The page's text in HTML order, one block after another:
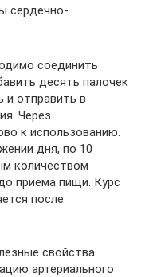
сердечно-
соединить
десять палочек
и отправить в
Через
к использованию.
дня, по 10
количеством
приема пищи. Курс
после
свойства
артериального